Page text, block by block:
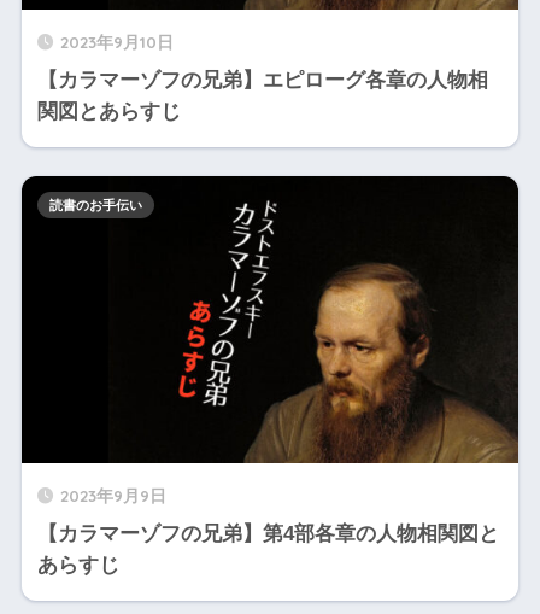
2023年9月10日
【カラマーゾフの兄弟】エピローグ各章の人物相
関図とあらすじ
2023年9月9日
【カラマーゾフの兄弟】第4部各章の人物相関図と
あらすじ
読書のお手伝い